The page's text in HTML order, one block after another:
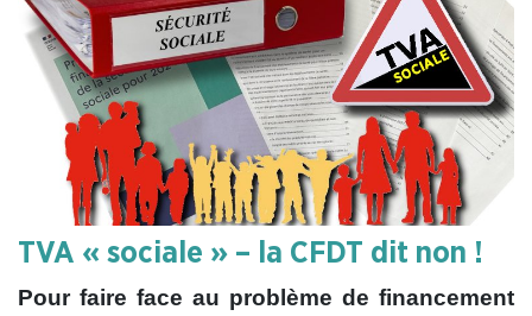
TVA « sociale » – la CFDT dit non !
Pour faire face au problème de financement